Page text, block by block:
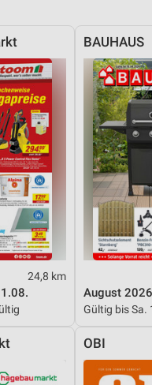
24,8 km
BAUHAUS
August 2026
Gültig bis Sa.
OBI
Standortdaten
von aktiv angeforderten
identifizieren